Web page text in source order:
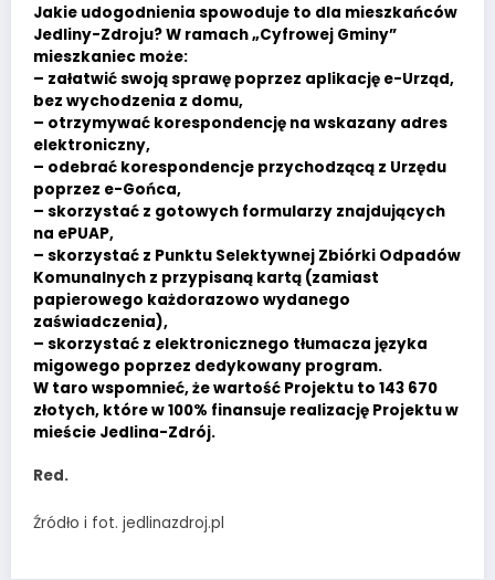
Jakie udogodnienia spowoduje to dla mieszkańców
Jedliny-Zdroju? W ramach „Cyfrowej Gminy”
mieszkaniec może:
– załatwić swoją sprawę poprzez aplikację e-Urząd,
bez wychodzenia z domu,
– otrzymywać korespondencję na wskazany adres
elektroniczny,
– odebrać korespondencje przychodzącą z Urzędu
poprzez e-Gońca,
– skorzystać z gotowych formularzy znajdujących
na ePUAP,
– skorzystać z Punktu Selektywnej Zbiórki Odpadów
Komunalnych z przypisaną kartą (zamiast
papierowego każdorazowo wydanego
zaświadczenia),
– skorzystać z elektronicznego tłumacza języka
migowego poprzez dedykowany program.
W taro wspomnieć, że wartość Projektu to 143 670
złotych, które w 100% finansuje realizację Projektu w
mieście Jedlina-Zdrój.
Red.
Źródło i fot. jedlinazdroj.pl